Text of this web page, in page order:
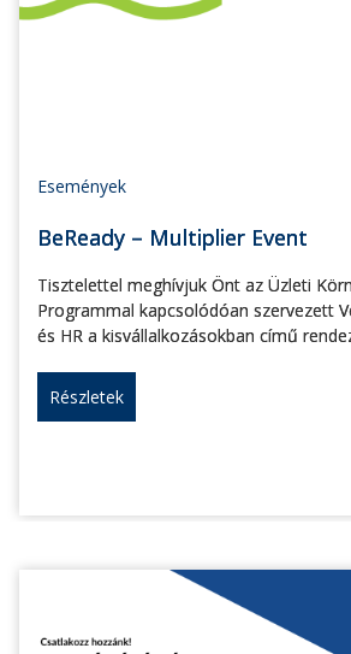
Események
BeReady – Multiplier Event
Tisztelettel meghívjuk Önt az Üzleti
Programmal kapcsolódóan szervezett
és HR a kisvállalkozásokban című
Részletek